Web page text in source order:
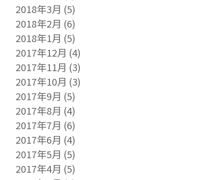
2018年3月 (5)
2018年2月 (6)
2018年1月 (5)
2017年12月 (4)
2017年11月 (3)
2017年10月 (3)
2017年9月 (5)
2017年8月 (4)
2017年7月 (6)
2017年6月 (4)
2017年5月 (5)
2017年4月 (5)